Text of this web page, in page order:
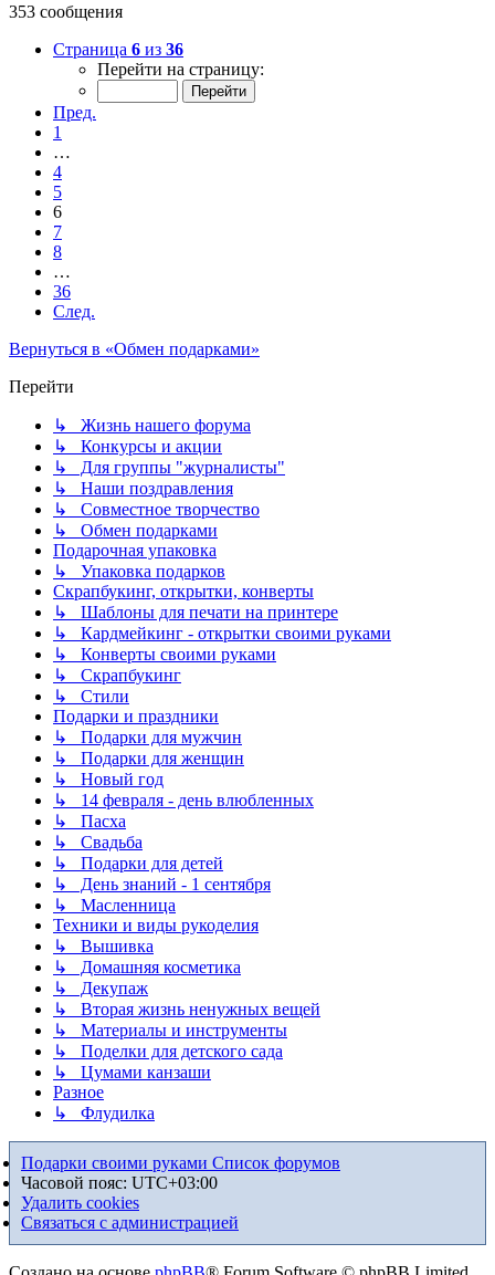
353 сообщения
Страница 6 из 36
Перейти на страницу:
Пред.
1
…
4
5
6
7
8
…
36
След.
Вернуться в «Обмен подарками»
Перейти
↳ Жизнь нашего форума
↳ Конкурсы и акции
↳ Для группы "журналисты"
↳ Наши поздравления
↳ Совместное творчество
↳ Обмен подарками
Подарочная упаковка
↳ Упаковка подарков
Скрапбукинг, открытки, конверты
↳ Шаблоны для печати на принтере
↳ Кардмейкинг - открытки своими руками
↳ Конверты своими руками
↳ Скрапбукинг
↳ Стили
Подарки и праздники
↳ Подарки для мужчин
↳ Подарки для женщин
↳ Новый год
↳ 14 февраля - день влюбленных
↳ Пасха
↳ Свадьба
↳ Подарки для детей
↳ День знаний - 1 сентября
↳ Масленница
Техники и виды рукоделия
↳ Вышивка
↳ Домашняя косметика
↳ Декупаж
↳ Вторая жизнь ненужных вещей
↳ Материалы и инструменты
↳ Поделки для детского сада
↳ Цумами канзаши
Разное
↳ Флудилка
Подарки своими руками Список форумов
Часовой пояс: UTC+03:00
Удалить cookies
Связаться с администрацией